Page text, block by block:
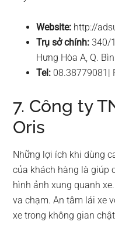
Website: http://
Trụ sở chính:340/
Hưng Hòa A, Q.
Tel: 08.38779081|
7. Công ty
Oris
Những lợi ích khi dùng
của khách hàng là giúp
hình ảnh xung quanh
va chạm. An tâm lái xe
xe trong không gian